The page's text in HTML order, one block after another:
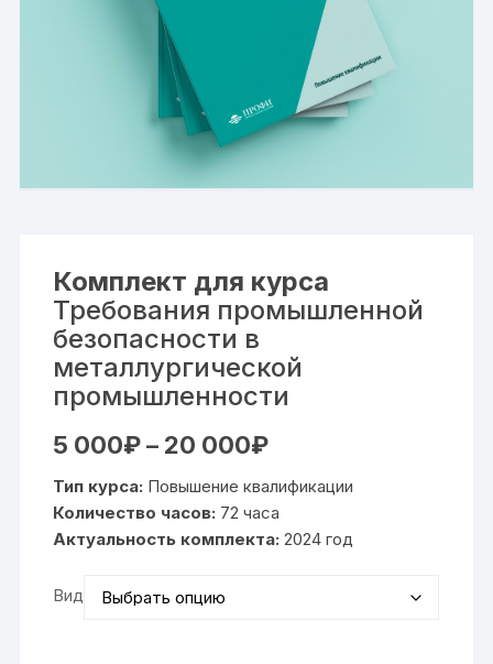
Комплект для курса
Требования промышленной
безопасности в
металлургической
промышленности
5 000₽ – 20 000₽Диапазон
000₽
–
20
000₽
Тип курса: Повышение квалификации
Количество часов: 72 часа
Актуальность комплекта: 2024 год
Вид